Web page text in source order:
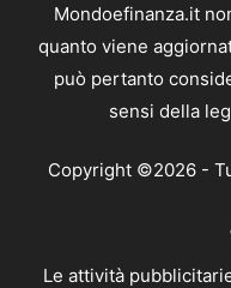
Mondoefinanza.it
quanto viene
può pertanto
sensi della
Copyright ©2026 -
Le attività